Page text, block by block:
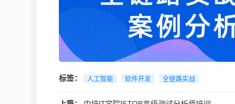
标签： 人工智能 软件开发 全链路实战